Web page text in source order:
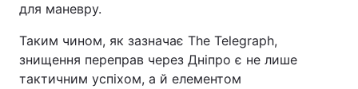
для маневру.
Таким чином, як зазначає The Telegraph,
знищення переправ через Дніпро є не лише
тактичним успіхом, а й елементом